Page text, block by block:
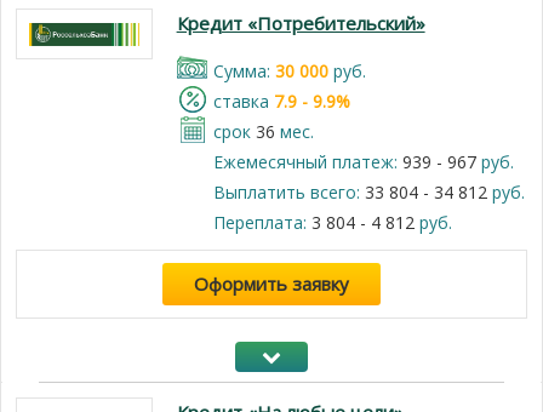
Кредит «Потребительский»
Cумма: 30 000руб.
cтавка 7.9 - 9.9%
срок 36 мес.
Ежемесячный платеж: 939 - 967руб.
Выплатить всего: 33 804 - 34 812руб.
Переплата: 3 804 - 4 812руб.
Оформить заявку